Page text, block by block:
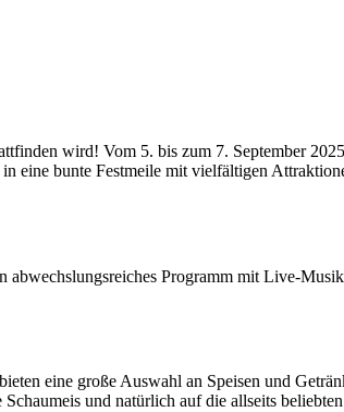
wird! Vom 5. bis zum 7. September
eine bunte Festmeile mit vielfältigen
Programm mit Live-
eine große Auswahl an Speisen und
und natürlich auf die allseits